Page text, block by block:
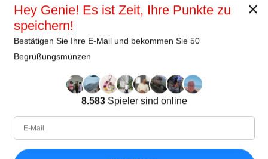
Des ist die mit'm Turnschuh rumlauft!!! 😂🤣🥴🔨
Autor:
Heike Klupper
Autor (quizauthors.com)
Teilenauf Facebook
✕
Hey Genie! Es ist Zeit, Ihre Punkte zu
speichern!
Bestätigen Sie Ihre E-Mail und bekommen Sie 50
Begrüßungsmünzen
8.583Spieler sind online